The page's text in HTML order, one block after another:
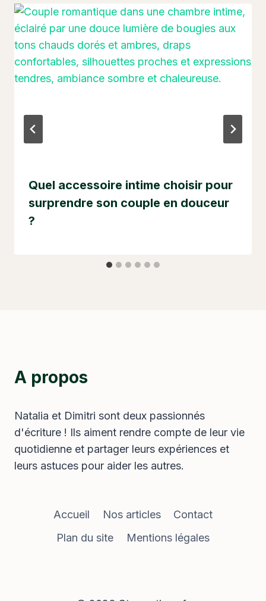
Quel accessoire intime choisir pour
surprendre son couple en douceur
?
A propos
Natalia et Dimitri sont deux passionnés
d'écriture ! Ils aiment rendre compte de leur vie
quotidienne et partager leurs expériences et
leurs astuces pour aider les autres.
Accueil Nos articles
Contact
Plan du site
Mentions légales